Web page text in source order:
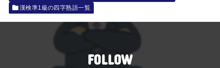
漢検準1級の四字熟語一覧
FOLLOW